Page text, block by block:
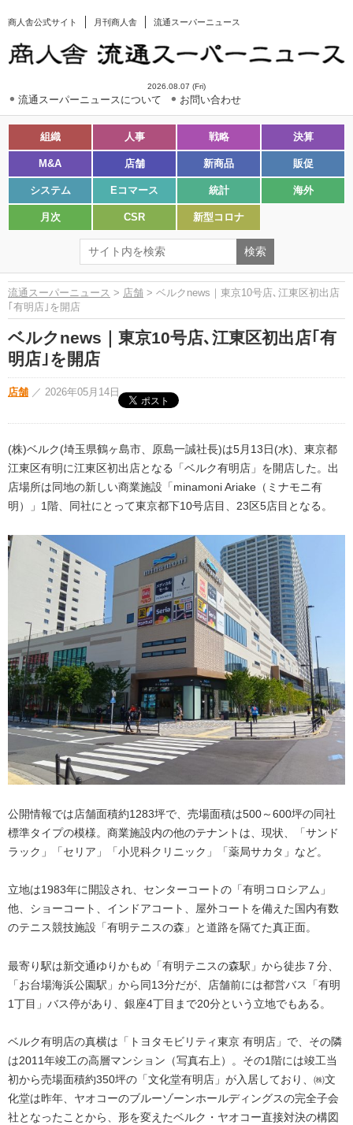
商人舎公式サイト 月刊商人舎 流通スーパーニュース
2026.08.07 (Fri)
流通スーパーニュースについて お問い合わせ
組織 人事 戦略 決算
M&A 店舗 新商品 販促
システム Eコマース 統計 海外
月次 CSR 新型コロナ
流通スーパーニュース > 店舗 > ベルクnews｜東京10号店､江東区初出店
｢有明店｣を開店
ベルクnews｜東京10号店､江東区初出店｢有
明店｣を開店
店舗 ／ 2026年05月14日
(株)ベルク(埼玉県鶴ヶ島市、原島一誠社長)は5月13日(水)、東京都
江東区有明に江東区初出店となる「ベルク有明店」を開店した。出
店場所は同地の新しい商業施設「minamoni Ariake（ミナモニ有
明）」1階、同社にとって東京都下10号店目、23区5店目となる。
公開情報では店舗面積約1283坪で、売場面積は500～600坪の同社
標準タイプの模様。商業施設内の他のテナントは、現状、「サンド
ラック」「セリア」「小児科クリニック」「薬局サカタ」など。
立地は1983年に開設され、センターコートの「有明コロシアム」
他、ショーコート、インドアコート、屋外コートを備えた国内有数
のテニス競技施設「有明テニスの森」と道路を隔てた真正面。
最寄り駅は新交通ゆりかもめ「有明テニスの森駅」から徒歩７分、
「お台場海浜公園駅」から同13分だが、店舗前には都営バス「有明
1丁目」バス停があり、銀座4丁目まで20分という立地でもある。
ベルク有明店の真横は「トヨタモビリティ東京 有明店」で、その隣
は2011年竣工の高層マンション（写真右上）。その1階には竣工当
初から売場面積約350坪の「文化堂有明店」が入居しており、㈱文
化堂は昨年、ヤオコーのブルーゾーンホールディングスの完全子会
社となったことから、形を変えたベルク・ヤオコー直接対決の構図